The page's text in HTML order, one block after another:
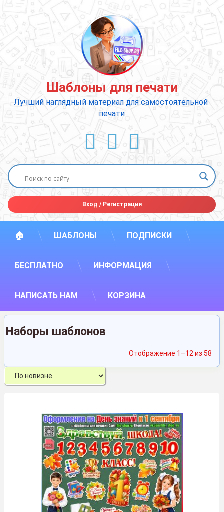
содержимому
Шаблоны для печати
Лучший наглядный материал для самостоятельной
печати
ВКонтакте
YouTube
E-mail
Вход /Регистрация
🏠 ШАБЛОНЫ ПОДПИСКИ
БЕСПЛАТНО ИНФОРМАЦИЯ
НАПИСАТЬ НАМ КОРЗИНА
Наборы шаблонов
Отображение 1–12 из 58